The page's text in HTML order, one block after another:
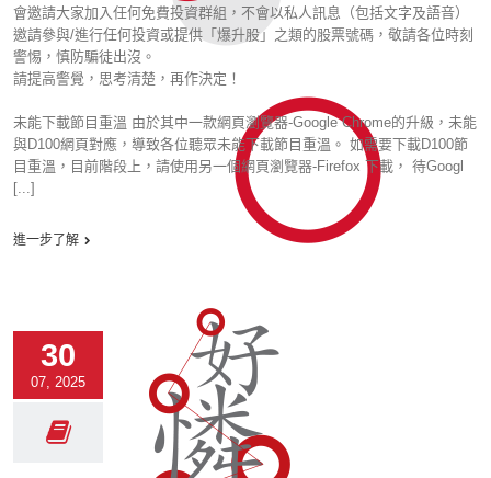
會邀請大家加入任何免費投資群組，不會以私人訊息（包括文字及語音）
邀請參與/進行任何投資或提供「爆升股」之類的股票號碼，敬請各位時刻
警惕，慎防騙徒出沒。
請提高警覺，思考清楚，再作決定！
未能下載節目重溫 由於其中一款網頁瀏覽器-Google Chrome的升級，未能
與D100網頁對應，導致各位聽眾未能下載節目重溫。 如需要下載D100節
目重溫，目前階段上，請使用另一個網頁瀏覽器-Firefox 下載， 待Googl
[...]
進一步了解
30
07, 2025